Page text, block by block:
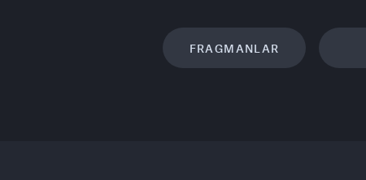
FRAGMANLAR